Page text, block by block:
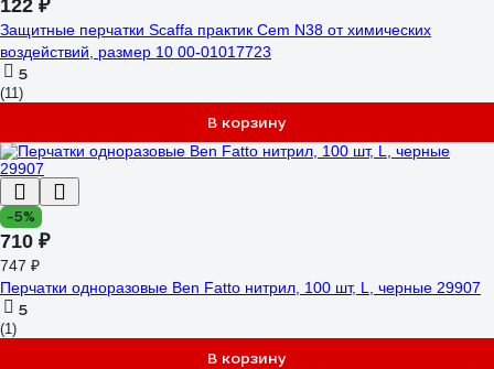
122 ₽
Защитные перчатки Scaffa практик Cem N38 от химических
воздействий, размер 10 00-01017723
5
(11)
В корзину
-5%
710 ₽
747 ₽
Перчатки одноразовые Ben Fatto нитрил, 100 шт, L, черные 29907
5
(1)
В корзину